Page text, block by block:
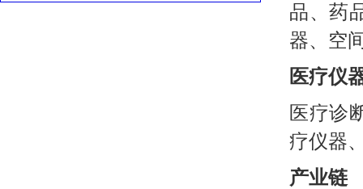
品、药
器、空
医疗仪
医疗诊
疗仪器
产业链